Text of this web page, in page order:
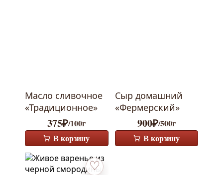
Масло сливочное
«Традиционное»
375₽/100г
В корзину
Сыр домашний
«Фермерский»
900₽/500г
В корзину
Добавить в избранное